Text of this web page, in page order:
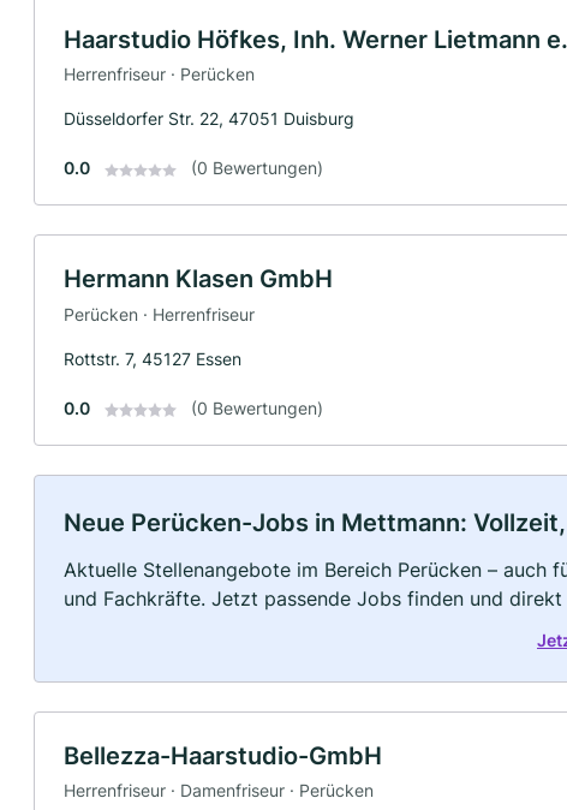
Haarstudio Höfkes, Inh. Werner Lietmann
Herrenfriseur · Perücken
Düsseldorfer Str. 22, 47051 Duisburg
0.0 (0 Bewertungen)
Hermann Klasen GmbH
Perücken · Herrenfriseur
Rottstr. 7, 45127 Essen
0.0 (0 Bewertungen)
Neue Perücken-Jobs in Mettmann:
Aktuelle Stellenangebote im Bereich Perücken – auch
und Fachkräfte. Jetzt passende Jobs finden und direkt
Bellezza-Haarstudio-GmbH
Herrenfriseur · Damenfriseur · Perücken